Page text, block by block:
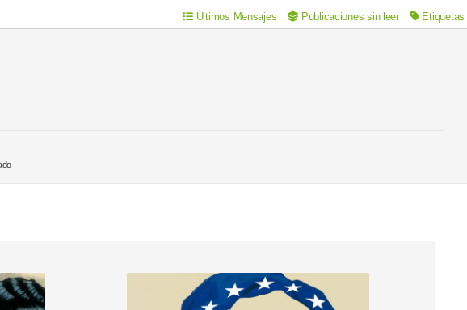
Últimos Mensajes Publicaciones sin leer Etiquetas